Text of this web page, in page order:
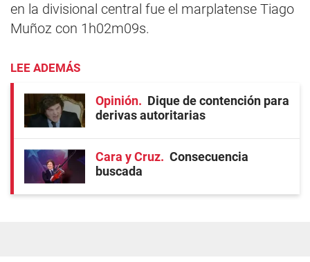
en la divisional central fue el marplatense Tiago
Muñoz con 1h02m09s.
LEE ADEMÁS
Opinión
Dique de contención para
derivas autoritarias
Cara y Cruz
Consecuencia
buscada